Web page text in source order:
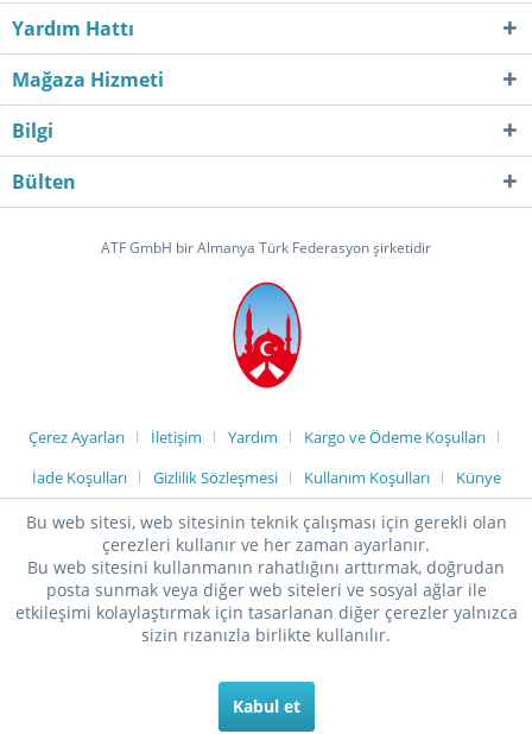
Yardım Hattı
Mağaza Hizmeti
Bilgi
Bülten
ATF GmbH bir Almanya Türk Federasyon şirketidir
Çerez Ayarları İletişim Yardım
Kargo ve Ödeme Koşulları
İade Koşulları
Gizlilik Sözleşmesi Kullanım Koşulları Künye
Bu web sitesi, web sitesinin teknik çalışması için gerekli olan
çerezleri kullanır ve her zaman ayarlanır.
Bu web sitesini kullanmanın rahatlığını arttırmak, doğrudan
posta sunmak veya diğer web siteleri ve sosyal ağlar ile
etkileşimi kolaylaştırmak için tasarlanan diğer çerezler yalnızca
sizin rızanızla birlikte kullanılır.
Kabul et